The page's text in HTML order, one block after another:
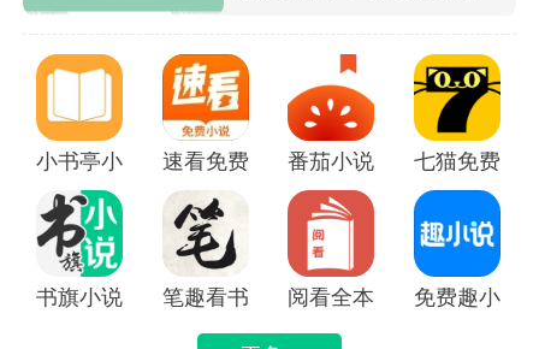
小说资源，都很根据市场受欢迎的热度为
大家排序的哦，致力于带给大家好用的追
书软件！
小书亭小说 速看免费小说app番茄小说免费版下载安装
七猫免费阅
书旗小说APP笔趣看书小说app阅看全本免费小说APP
免费趣小说